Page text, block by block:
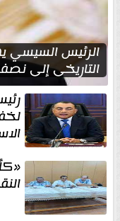
الرئيس السيسي
التاريخي إلى